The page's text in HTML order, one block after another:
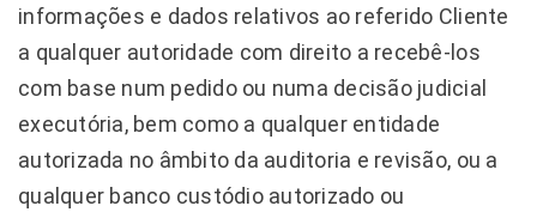
informações e dados relativos ao referido Cliente
a qualquer autoridade com direito a recebê-los
com base num pedido ou numa decisão judicial
executória, bem como a qualquer entidade
autorizada no âmbito da auditoria e revisão, ou a
qualquer banco custódio autorizado ou